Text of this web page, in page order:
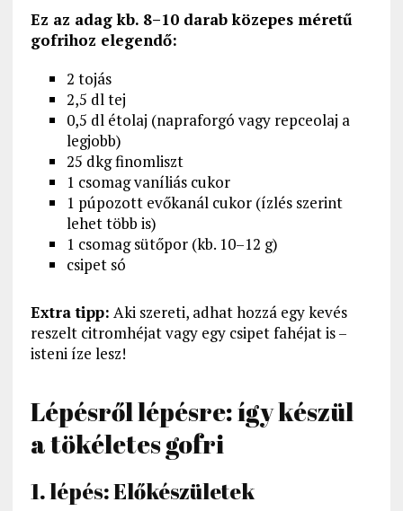
Ez az adag kb. 8–10 darab közepes méretű
gofrihoz elegendő:
2 tojás
2,5 dl tej
0,5 dl étolaj (napraforgó vagy repceolaj a
legjobb)
25 dkg finomliszt
1 csomag vaníliás cukor
1 púpozott evőkanál cukor (ízlés szerint
lehet több is)
1 csomag sütőpor (kb. 10–12 g)
csipet só
Extra tipp: Aki szereti, adhat hozzá egy kevés
reszelt citromhéjat vagy egy csipet fahéjat is –
isteni íze lesz!
Lépésről lépésre: így készül
a tökéletes gofri
1. lépés: Előkészületek